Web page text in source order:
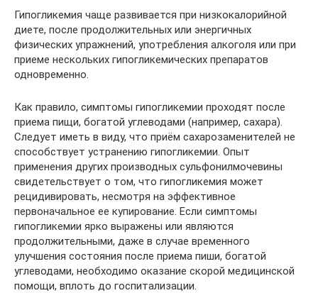
Гипогликемия чаще развивается при низкокалорийной
диете, после продолжительных или энергичных
физических упражнений, употребления алкоголя или при
приеме нескольких гипогликемических препаратов
одновременно.
Как правило, симптомы гипогликемии проходят после
приема пищи, богатой углеводами (например, сахара).
Следует иметь в виду, что приём сахарозаменителей не
способствует устранению гипогликемии. Опыт
применения других производных сульфонилмочевины
свидетельствует о том, что гипогликемия может
рецидивировать, несмотря на эффективное
первоначальное ее купирование. Если симптомы
гипогликемии ярко выражены или являются
продолжительными, даже в случае временного
улучшения состояния после приема пиши, богатой
углеводами, необходимо оказание скорой медицинской
помощи, вплоть до госпитализации.